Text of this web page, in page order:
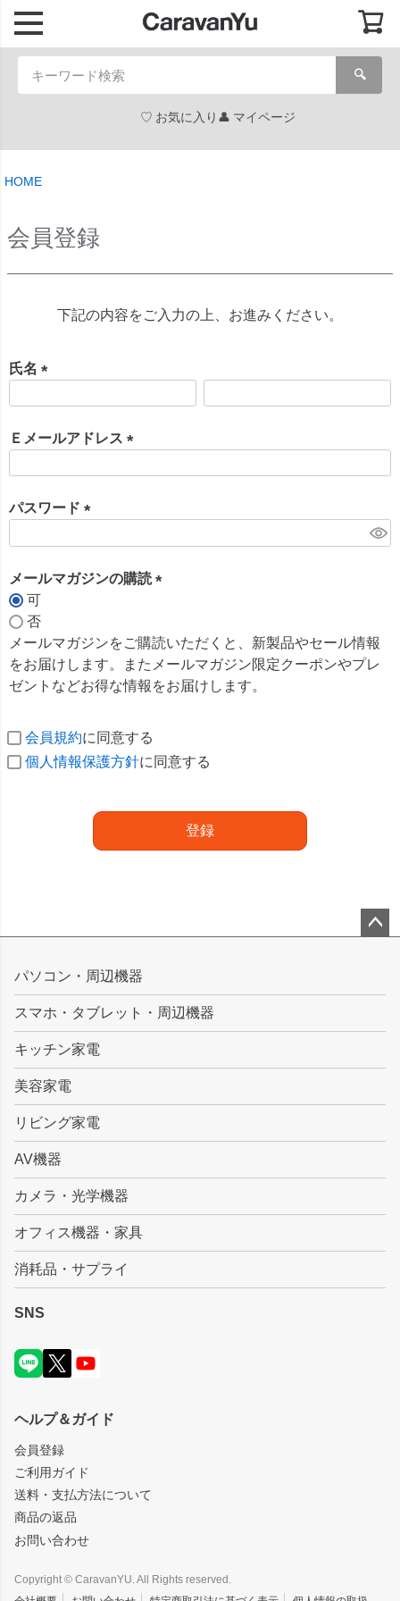
🔍
お気に入り マイページ
HOME
会員登録
下記の内容をご入力の上、お進みください。
氏名
須
Ｅメールアドレス
パスワード
須
メールマガジンの購読
須
)
可
否
メールマガジンをご購読いただくと、新製品やセール情報
をお届けします。またメールマガジン限定クーポンやプレ
ゼントなどお得な情報をお届けします。
会員規約に同意する
個人情報保護方針に同意する
登録
ップ
パソコン・周辺機器
スマホ・タブレット・周辺機器
キッチン家電
美容家電
リビング家電
AV機器
カメラ・光学機器
オフィス機器・家具
消耗品・サプライ
SNS
ヘルプ＆ガイド
会員登録
ご利用ガイド
送料・支払方法について
商品の返品
お問い合わせ
Copyright © CaravanYU. All Rights reserved.